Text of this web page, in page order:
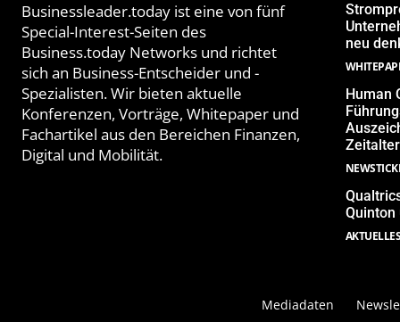
Businessleader.today ist eine von fünf
Special-Interest-Seiten des
Business.today Networks und richtet
sich an Business-Entscheider und -
Spezialisten. Wir bieten aktuelle
Konferenzen, Vorträge, Whitepaper und
Fachartikel aus den Bereichen Finanzen,
Digital und Mobilität.
neu
Human
Zeitalter
Mediadaten